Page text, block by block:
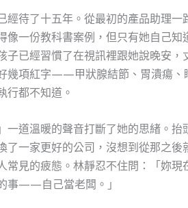
經待了十五年。從最初的產品助理
像一份教科書案例，但只有她自己
子已經習慣了在視訊裡跟她說晚安
幾項紅字——甲狀腺結節、胃潰瘍、
行都不知道。
一道溫暖的聲音打斷了她的思緒。
了一家更好的公司，沒想到從那之
常見的疲態。林靜忍不住問：「妳
事——自己當老闆。」